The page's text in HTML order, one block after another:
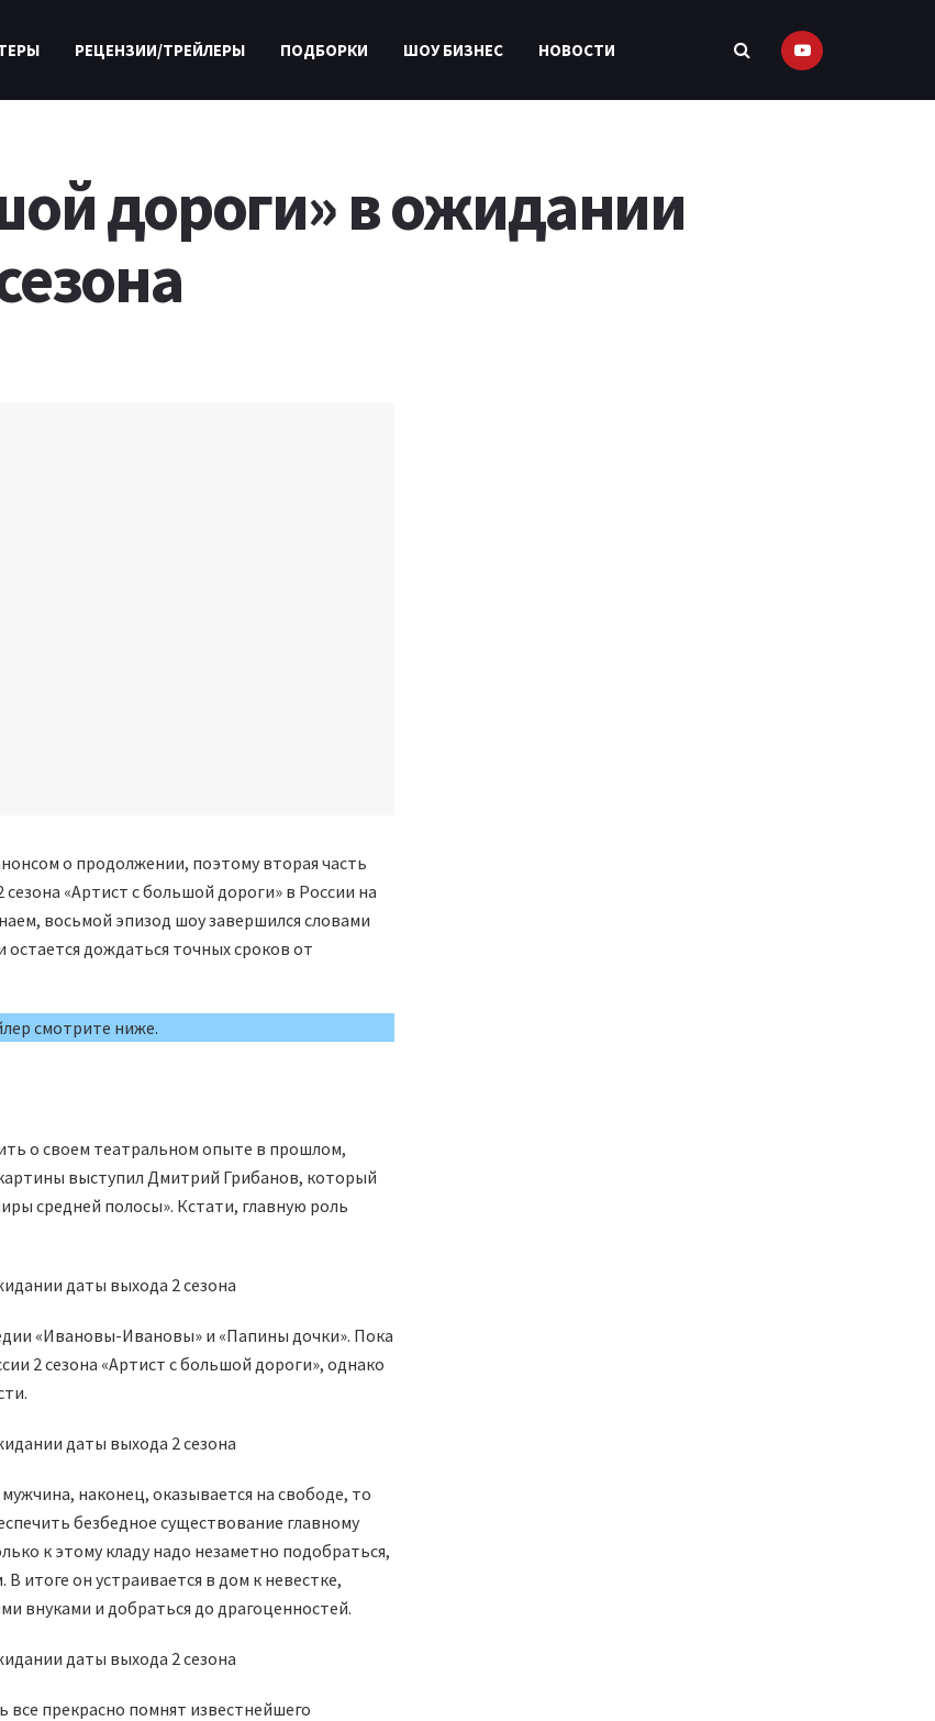
РЕЦЕНЗИИ/ТРЕЙЛЕРЫ ПОДБОРКИ ШОУ БИЗНЕС НОВОСТИ
дороги» в ожидании
о продолжении, поэтому вторая часть
«Артист с большой дороги» в России на
восьмой эпизод шоу завершился словами
дождаться точных сроков от
смотрите ниже.
о своем театральном опыте в прошлом,
выступил Дмитрий Грибанов, который
средней полосы». Кстати, главную роль
«Ивановы-Ивановы» и «Папины дочки». Пока
2 сезона «Артист с большой дороги», однако
наконец, оказывается на свободе, то
безбедное существование главному
к этому кладу надо незаметно подобраться,
итоге он устраивается в дом к невестке,
внуками и добраться до драгоценностей.
прекрасно помнят известнейшего